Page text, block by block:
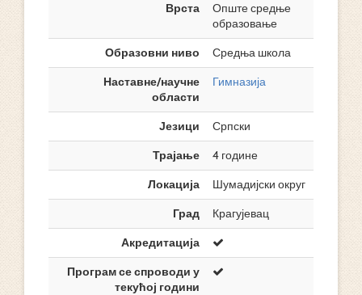
Врста
Опште средње
образовање
Образовни ниво
Средња школа
Наставне/научне
области
Гимназија
Језици
Српски
Трајање
4 године
Локација
Шумадијски округ
Град
Крагујевац
Акредитација
Програм се спроводи у
текућој години